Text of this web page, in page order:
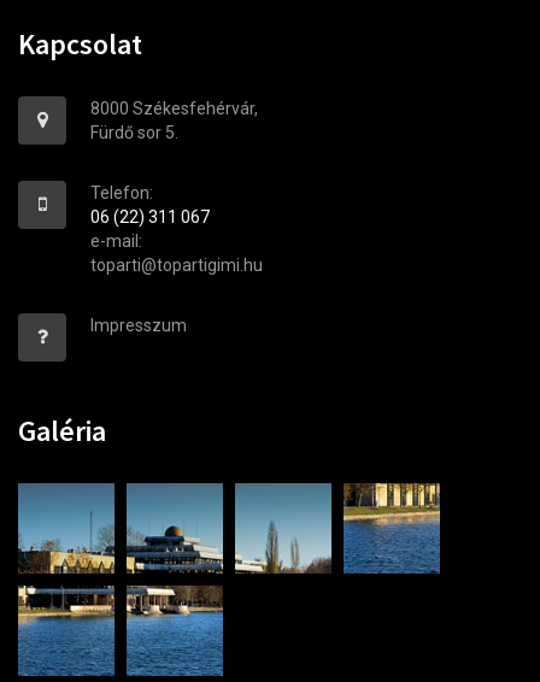
Kapcsolat
8000 Székesfehérvár,
Fürdő sor 5.
Telefon:
06 (22) 311 067
e-mail:
toparti@topartigimi.hu
Impresszum
Galéria